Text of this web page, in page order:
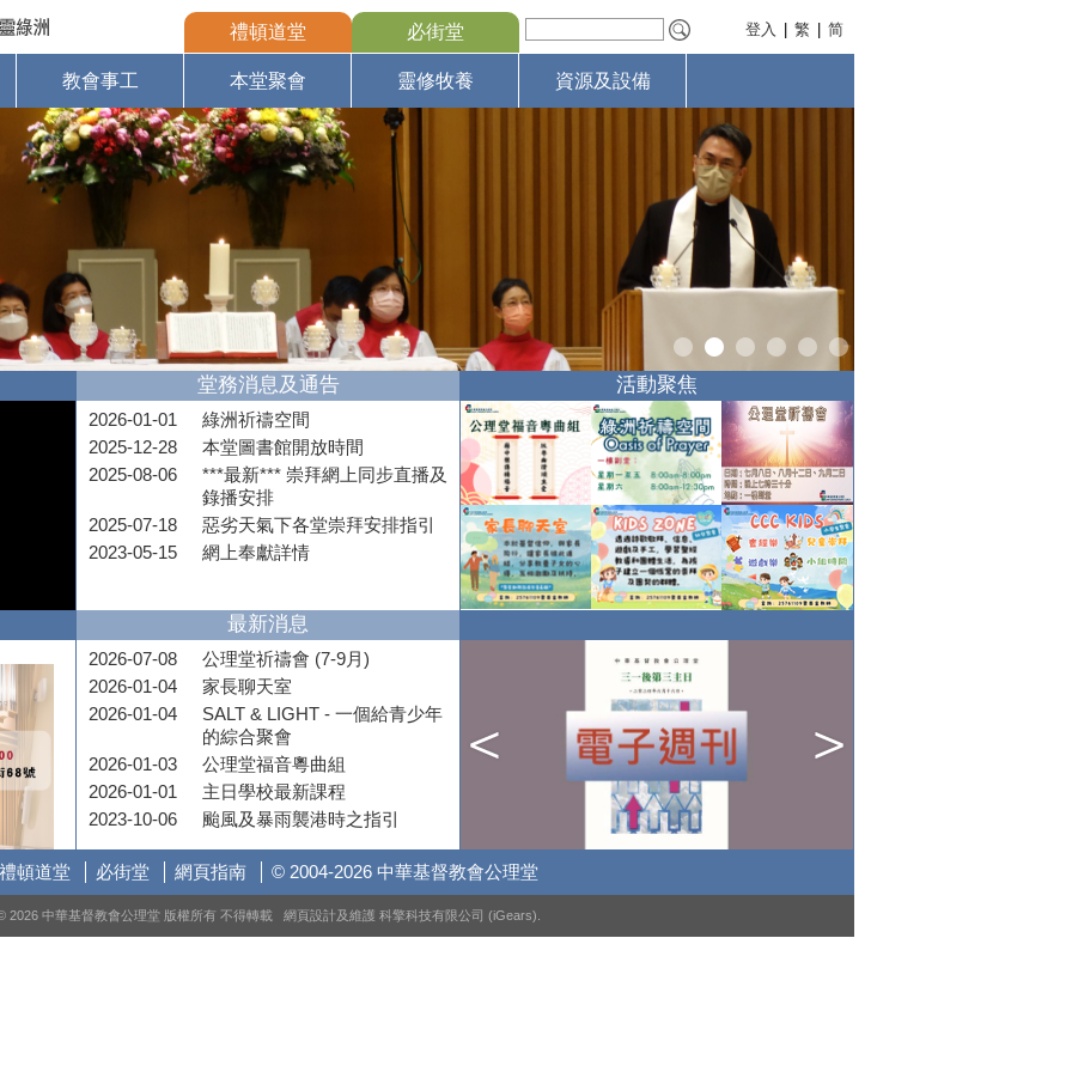
禮頓道堂 必街堂 登入 繁 简
教會事工 本堂聚會 靈修牧養 資源及設備
堂務消息及通告
2026-01-01
綠洲祈禱空間
2025-12-28
本堂圖書館開放時間
2025-08-06
***最新*** 崇拜網上同步直播及
錄播安排
2025-07-18
惡劣天氣下各堂崇拜安排指引
2023-05-15
網上奉獻詳情
活動聚焦
最新消息
2026-07-08
公理堂祈禱會 (7-9月)
2026-01-04
家長聊天室
2026-01-04
SALT & LIGHT - 一個給青少年
的綜合聚會
2026-01-03
公理堂福音粵曲組
2026-01-01
主日學校最新課程
2023-10-06
颱風及暴雨襲港時之指引
頓道堂 必街堂 網頁指南 © 2004-2026 中華基督教會公理堂
2026 中華基督教會公理堂 版權所有 不得轉載 網頁設計及維護 科擎科技有限公司 (iGears)